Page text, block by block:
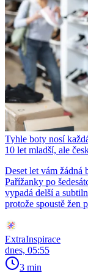
Tyhle boty nosí
10 let mladší, ale
Deset let vám žádná
Pařížanky po
vypadá delší a
protože spoustě žen
ExtraInspirace
dnes, 05:55
3 min